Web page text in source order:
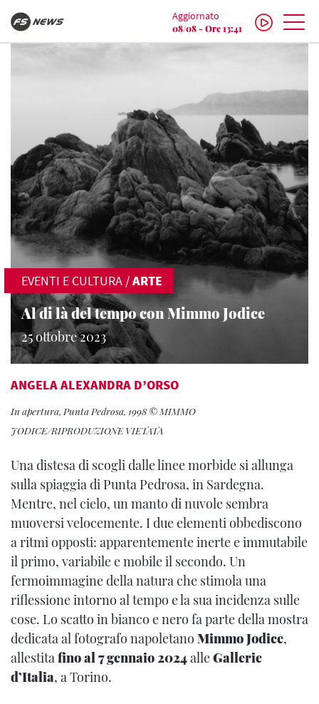
Aggiornato
08/08 - Ore 13:41
EVENTI E CULTURA /ARTE
Al di là del tempo con Mimmo Jodice
25 ottobre 2023
ANGELA ALEXANDRA D’ORSO
In apertura, Punta Pedrosa, 1998 © MIMMO
JODICE/RIPRODUZIONE VIETATA
Una distesa di scogli dalle linee morbide si allunga
sulla spiaggia di Punta Pedrosa, in Sardegna.
Mentre, nel cielo, un manto di nuvole sembra
muoversi velocemente. I due elementi obbediscono
a ritmi opposti: apparentemente inerte e immutabile
il primo, variabile e mobile il secondo. Un
fermoimmagine della natura che stimola una
riflessione intorno al tempo e la sua incidenza sulle
cose. Lo scatto in bianco e nero fa parte della mostra
dedicata al fotografo napoletano Mimmo Jodice,
allestitafino al 7 gennaio 2024alleGallerie
d’Italia, a Torino.